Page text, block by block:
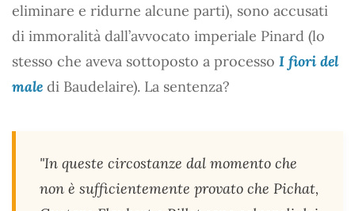
eliminare e ridurne alcune parti), sono accusati
di immoralità dall’avvocato imperiale Pinard (lo
stesso che aveva sottoposto a processo I fiori del
male di Baudelaire). La sentenza?
"In queste circostanze dal momento che
non è sufficientemente provato che Pichat,